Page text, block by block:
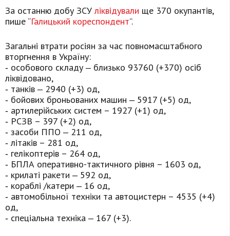
За останню добу ЗСУліквідували ще 370 окупантів,
пише “Галицький кореспондент”.
Загальні втрати росіян за час повномасштабного
вторгнення в Україну:
‐ особового складу ‒ близько 93760 (+370) осіб
ліквідовано,
‐ танків ‒ 2940 (+3) од,
‐ бойових броньованих машин ‒ 5917 (+5) од,
‐ артилерійських систем – 1927 (+1) од,
‐ РСЗВ – 397 (+2) од,
‐ засоби ППО ‒ 211 од,
‐ літаків – 281 од,
‐ гелікоптерів – 264 од,
‐ БПЛА оперативно-тактичного рівня – 1603 од,
‐ крилаті ракети ‒ 592 од,
‐ кораблі /катери ‒ 16 од,
‐ автомобільної техніки та автоцистерн – 4535 (+4)
од,
‐ спеціальна техніка ‒ 167 (+3).